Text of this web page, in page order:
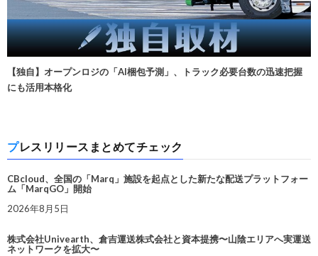
【独自】オープンロジの「AI梱包予測」、トラック必要台数の迅速把握
にも活用本格化
プレスリリースまとめてチェック
CBcloud、全国の「Marq」施設を起点とした新たな配送プラットフォー
ム「MarqGO」開始
2026年8月5日
株式会社Univearth、倉吉運送株式会社と資本提携〜山陰エリアへ実運送
ネットワークを拡大〜